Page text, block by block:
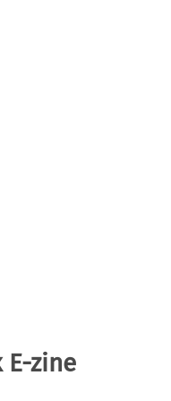
E-zine